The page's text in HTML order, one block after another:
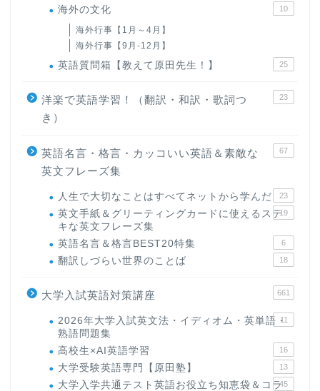
海外の文化 10
海外行事【1月～4月】
海外行事【9月-12月】
英語質問箱【教えて原田先生！】 25
洋楽で英語学習！（翻訳・和訳・歌詞つ
き）
23
英語名言・格言・カッコいい英語＆素敵な
英文フレーズ集
67
人生で大切なことはすべてネットから学んだ 23
英文手紙＆グリーティングカードに使えるステ
キな英文フレーズ集
19
英語名言＆格言BEST20特集 6
翻訳しづらい世界のことば 18
大学入試英語対策講座 661
2026年大学入試英文法・イディオム・英単語・
熟語問題集
11
高校生×AI英語学習 16
大学受験英語専門【原田塾】 13
大学入学共通テスト英語お役立ち知恵袋＆コラ45